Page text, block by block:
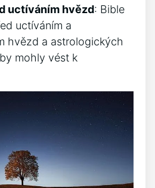
uctíváním hvězd: Bible
uctíváním a
hvězd a astrologických
mohly vést k